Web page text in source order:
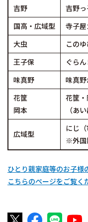
吉野
吉野
国高・広域型
寺子屋
大虫
この
王子保
ぐら
味真野
味真野
花筐
岡本
花筐
（あ
広域型
にじ（
※外国
ひとり親家庭等のお子様
こちらのページをご覧く